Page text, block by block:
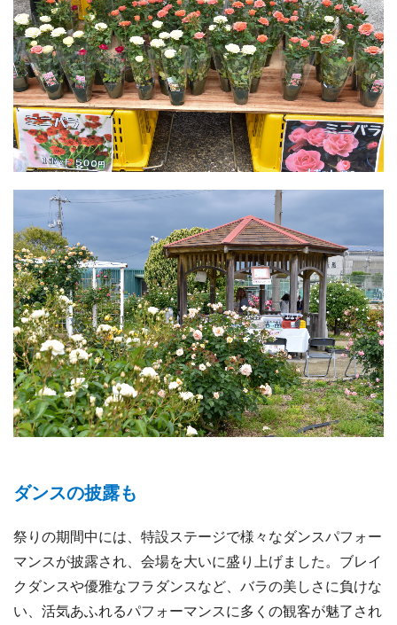
ダンスの披露も
祭りの期間中には、特設ステージで様々なダンスパフォー
マンスが披露され、会場を大いに盛り上げました。ブレイ
クダンスや優雅なフラダンスなど、バラの美しさに負けな
い、活気あふれるパフォーマンスに多くの観客が魅了され